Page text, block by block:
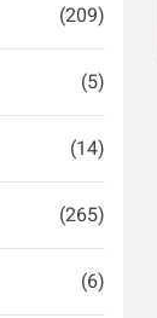
(209)
(5)
(14)
(265)
(6)